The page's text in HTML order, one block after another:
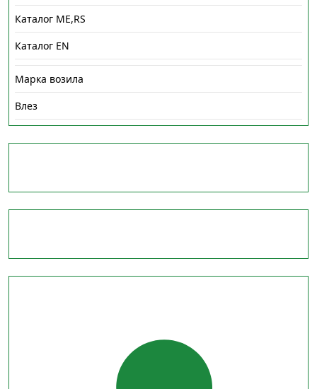
Каталог ME,RS
Каталог EN
Марка возила
Влез